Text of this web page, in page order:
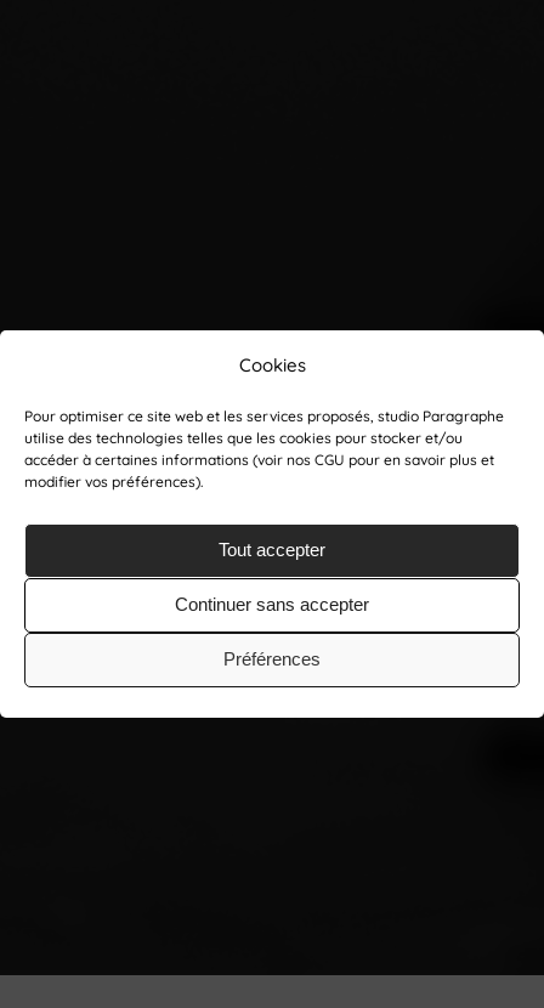
Cookies
Pour optimiser ce site web et les services proposés, studio Paragraphe
utilise des technologies telles que les cookies pour stocker et/ou
accéder à certaines informations (voir nos CGU pour en savoir plus et
modifier vos préférences).
Tout accepter
Continuer sans accepter
Préférences